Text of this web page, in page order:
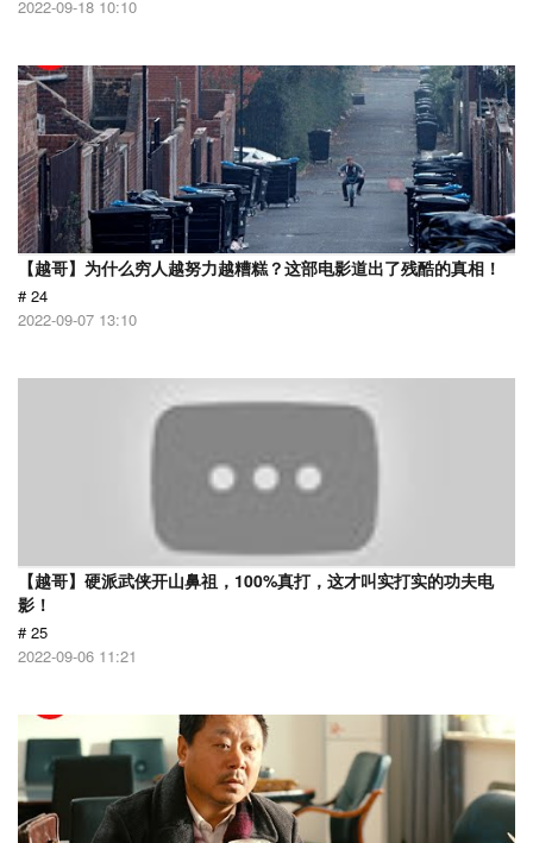
2022-09-18 10:10
【越哥】为什么穷人越努力越糟糕？这部电影道出了残酷的真相！
# 24
2022-09-07 13:10
【越哥】硬派武侠开山鼻祖，100%真打，这才叫实打实的功夫电
影！
# 25
2022-09-06 11:21